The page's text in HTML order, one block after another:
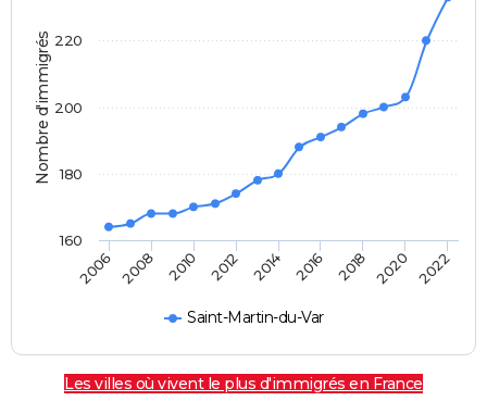
Nombre d'immigrés
Saint-Martin-du-Var
2006 2008 2010 2012 2014 2016 2018 2020 2022
160
180
200
220
Les villes où vivent le plus d'immigrés en France